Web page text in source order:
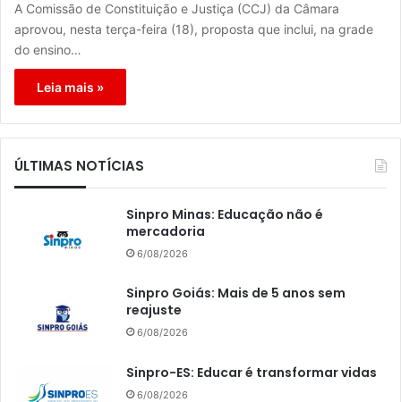
A Comissão de Constituição e Justiça (CCJ) da Câmara
aprovou, nesta terça-feira (18), proposta que inclui, na grade
do ensino…
Leia mais »
ÚLTIMAS NOTÍCIAS
Sinpro Minas: Educação não é
mercadoria
6/08/2026
Sinpro Goiás: Mais de 5 anos sem
reajuste
6/08/2026
Sinpro-ES: Educar é transformar vidas
6/08/2026